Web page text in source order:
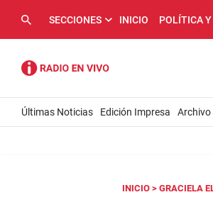
SECCIONES INICIO POLÍTICA
Últimas Noticias Edición Impresa Archivo
INICIO > GRACIELA